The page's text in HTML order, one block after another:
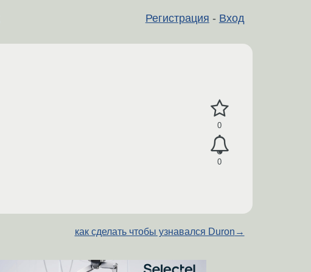
Регистрация - Вход
0
0
как сделать чтобы узнавался Duron →